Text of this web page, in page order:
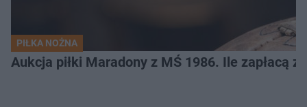
PIŁKA NOŻNA
Aukcja piłki Maradony z MŚ 1986. Ile zapłacą